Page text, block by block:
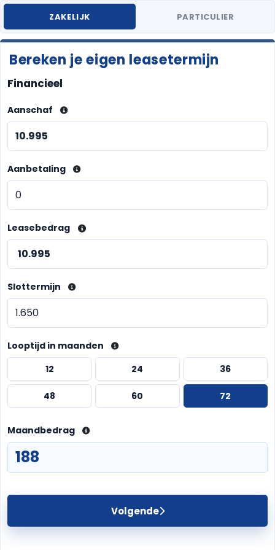
ZAKELIJK PARTICULIER
Bereken je eigen leasetermijn
Financieel
Aanschaf
Aanbetaling
Leasebedrag
Slottermijn
Looptijd in maanden
12
24 36
48 60 72
Maandbedrag
Volgende